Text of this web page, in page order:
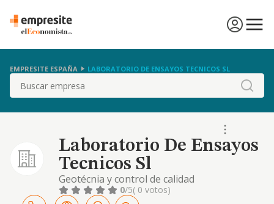
EMPRESITE ESPAÑA LABORATORIO DE ENSAYOS TECNICOS SL
Buscar
Laboratorio De Ensayos
Tecnicos Sl
Geotécnia y control de calidad
0/5( 0 votos)